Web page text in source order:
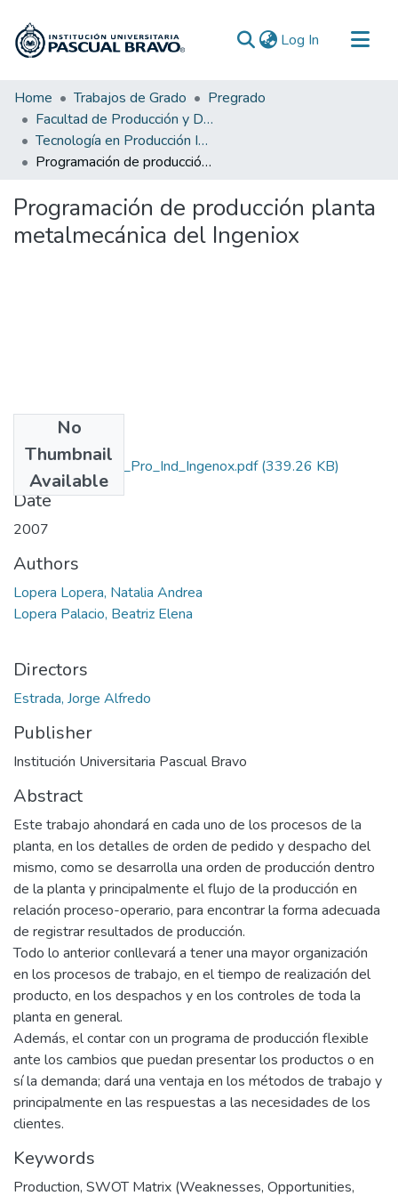
Log In (current)
Communities & Collections
All of DSpace
Statistics
Home Trabajos de Grado
Pregrado
Facultad de Producción y Diseño
Tecnología en Producción Industrial
Programación de producción planta metalmecánica del Ingeniox
Programación de producción planta
metalmecánica del Ingeniox
No
Thumbnail
Available
Rep_IUPB_Tec_Pro_Ind_Ingenox.pdf(339.26 KB)
Date
2007
Authors
Lopera Lopera, Natalia Andrea
Lopera Palacio, Beatriz Elena
Directors
Estrada, Jorge Alfredo
Publisher
Institución Universitaria Pascual Bravo
Abstract
Este trabajo ahondará en cada uno de los procesos de la
planta, en los detalles de orden de pedido y despacho del
mismo, como se desarrolla una orden de producción dentro
de la planta y principalmente el flujo de la producción en
relación proceso-operario, para encontrar la forma adecuada
de registrar resultados de producción.
Todo lo anterior conllevará a tener una mayor organización
en los procesos de trabajo, en el tiempo de realización del
producto, en los despachos y en los controles de toda la
planta en general.
Además, el contar con un programa de producción flexible
ante los cambios que puedan presentar los productos o en
sí la demanda; dará una ventaja en los métodos de trabajo y
principalmente en las respuestas a las necesidades de los
clientes.
Keywords
Production, SWOT Matrix (Weaknesses, Opportunities,